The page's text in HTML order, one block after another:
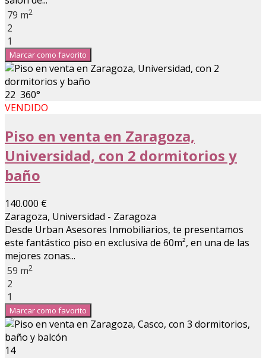
79 m2
2
1
Marcar como favorito
22 360°
VENDIDO
Piso en venta en Zaragoza,
Universidad, con 2 dormitorios y
baño
140.000 €
Zaragoza, Universidad - Zaragoza
Desde Urban Asesores Inmobiliarios, te presentamos
este fantástico piso en exclusiva de 60m², en una de las
mejores zonas...
59 m2
2
1
Marcar como favorito
14